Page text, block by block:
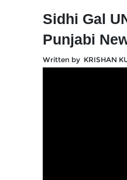
Sidhi Gal
Punjabi
Written by KRISHAN